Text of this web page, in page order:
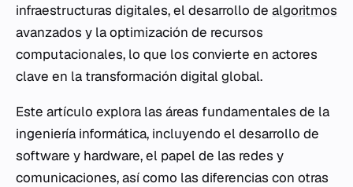
infraestructuras digitales, el desarrollo de algoritmos
avanzados y la optimización de recursos
computacionales, lo que los convierte en actores
clave en la transformación digital global.
Este artículo explora las áreas fundamentales de la
ingeniería informática, incluyendo el desarrollo de
software y hardware, el papel de las redes y
comunicaciones, así como las diferencias con otras